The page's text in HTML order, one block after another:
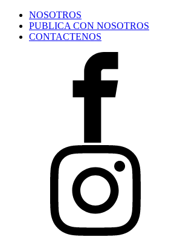
NOSOTROS
PUBLICA CON NOSOTROS
CONTACTENOS